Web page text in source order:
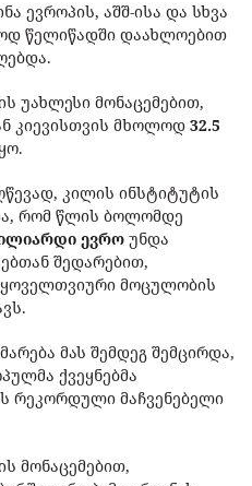
ევროპის, აშშ-ისა და სხვა
წელიწადში დაახლოებით
უახლესი მონაცემებით,
კიევისთვის მხოლოდ 32.5
კილის ინსტიტუტის
რომ წლის ბოლომდე
ევრო უნდა
შედარებით,
მოცულობის
მას შემდეგ შემცირდა,
ქვეყნებმა
რეკორდული მაჩვენებელი
მონაცემებით,